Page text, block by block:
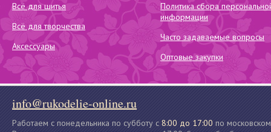
Всё для шитья
Всё для творчества
Аксессуары
Политика сбора
информации
Часто задаваемые вопросы
Оптовые закупки
info@rukodelie-online.ru
Работаем с понедельника по субботу с 8:00 до 17:00 по